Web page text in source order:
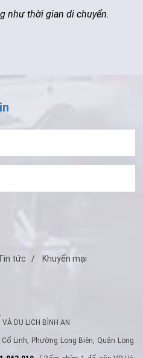
như thời gian di chuyển.
tức
Khuyến mại
DU LỊCH BÌNH AN
Linh, Phường Long Biên, Quận Long